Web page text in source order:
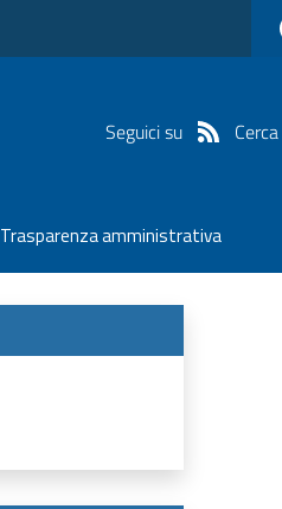
Seguici su Cerca
Trasparenza amministrativa